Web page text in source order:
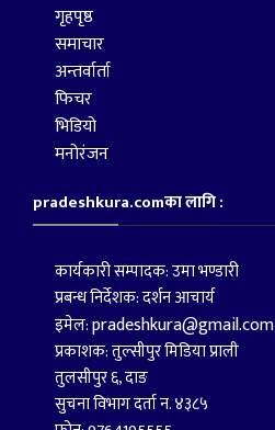
गृहपृष्ठ
समाचार
अन्तर्वार्ता
फिचर
भिडियो
मनोरंजन
pradeshkura.comका लागि :
कार्यकारी सम्पादक: उमा भण्डारी
प्रबन्ध निर्देशक: दर्शन आचार्य
इमेल:pradeshkura@gmail.com
प्रकाशक: तुल्सीपुर मिडिया प्राली
तुलसीपुर ६, दाङ
सुचना विभाग दर्ता न. ४३८५